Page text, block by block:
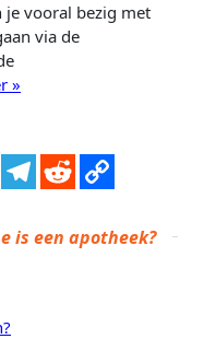
je vooral bezig met
via de
»
is een apotheek?